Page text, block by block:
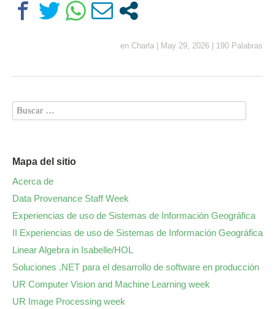
en Charla May 29, 2026 190 Palabras
Mapa del sitio
Acerca de
Data Provenance Staff Week
Experiencias de uso de Sistemas de Información Geográfica
II Experiencias de uso de Sistemas de Información Geográfica
Linear Algebra in Isabelle/HOL
Soluciones .NET para el desarrollo de software en producción
UR Computer Vision and Machine Learning week
UR Image Processing week